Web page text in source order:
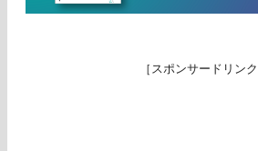
［スポンサードリンク